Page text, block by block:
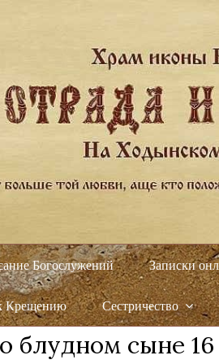
Богослужений Записки
Крещению Сестричество
блудном сыне